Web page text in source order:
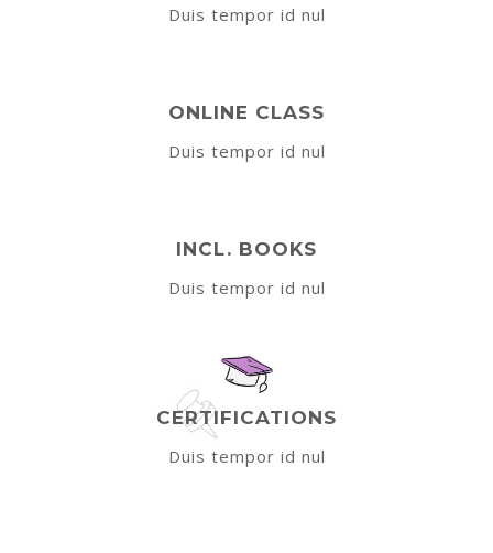
Duis tempor id nul
ONLINE CLASS
Duis tempor id nul
INCL. BOOKS
Duis tempor id nul
CERTIFICATIONS
Duis tempor id nul